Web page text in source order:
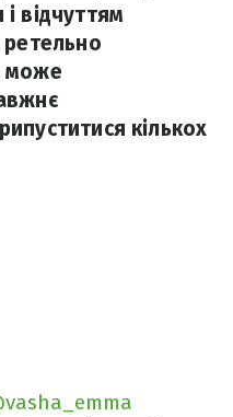
відчуттям
може
кількох